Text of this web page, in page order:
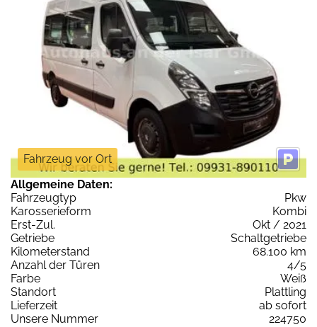
Fahrzeug vor Ort
Allgemeine Daten:
Fahrzeugtyp
Pkw
Karosserieform
Kombi
Erst-Zul.
Okt / 2021
Getriebe
Schaltgetriebe
Kilometerstand
68.100 km
Anzahl der Türen
4/5
Farbe
Weiß
Standort
Plattling
Lieferzeit
ab sofort
Unsere Nummer
224750